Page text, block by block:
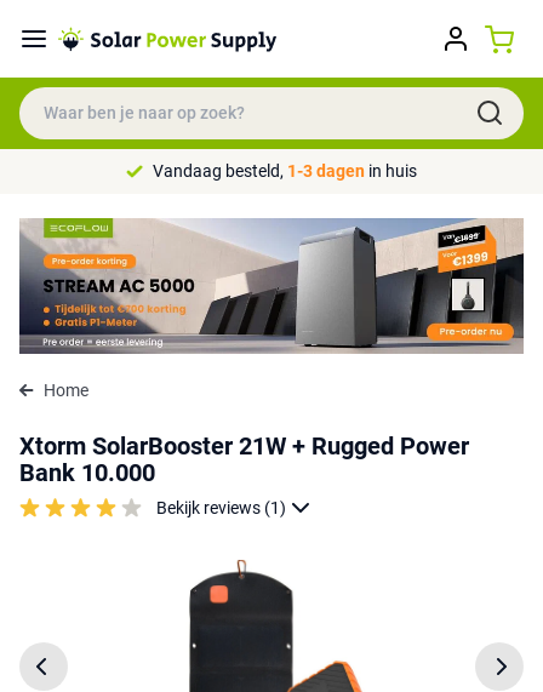
Vandaag besteld, 1-3 dagen in huis
Home
Xtorm SolarBooster 21W + Rugged Power
Bank 10.000
Bekijk reviews (1)